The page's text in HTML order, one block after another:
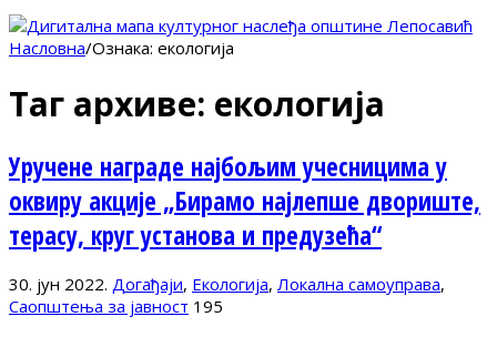
Насловна/Ознака: екологија
Таг архиве: екологија
Уручене награде најбољим учесницима у
оквиру акције „Бирамо најлепше двориште,
терасу, круг установа и предузећа“
30. јун 2022. Догађаји, Екологија, Локална самоуправа,
Саопштења за јавност 195